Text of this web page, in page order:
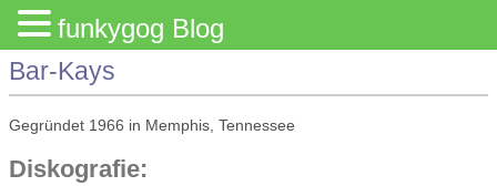
Bar-Kays
Gegründet 1966 in Memphis, Tennessee
Diskografie:
funkygog Blog